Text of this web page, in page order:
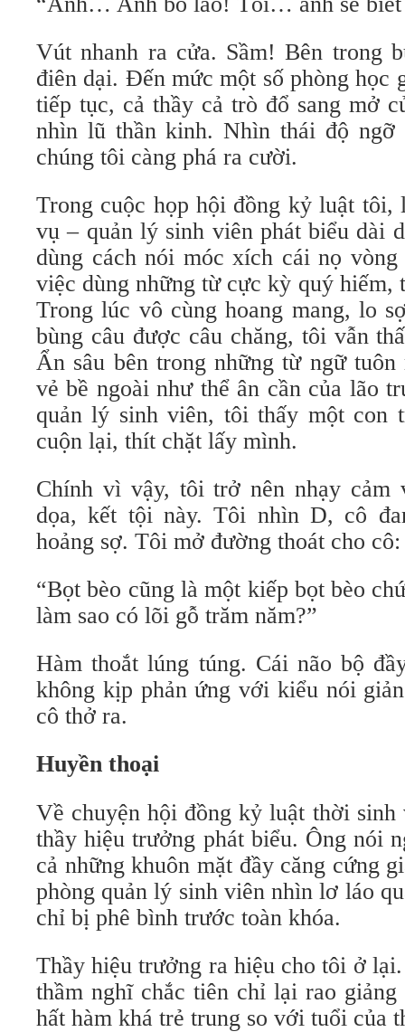
Vút nhanh ra cửa. Sầm! Bên trong
điên dại. Đến mức một số phòng học
tiếp tục, cả thầy cả trò đổ sang mở
nhìn lũ thần kinh. Nhìn thái độ ngỡ
chúng tôi càng phá ra cười.
Trong cuộc họp hội đồng kỷ luật tôi,
vụ – quản lý sinh viên phát biểu dài
dùng cách nói móc xích cái nọ
việc dùng những từ cực kỳ quý hiếm,
Trong lúc vô cùng hoang mang, lo
bùng câu được câu chăng, tôi vẫn
Ẩn sâu bên trong những từ ngữ
vẻ bề ngoài như thể ân cần của lão
quản lý sinh viên, tôi thấy một con
cuộn lại, thít chặt lấy mình.
Chính vì vậy, tôi trở nên nhạy cảm
dọa, kết tội này. Tôi nhìn D, cô
hoảng sợ. Tôi mở đường thoát cho cô:
“Bọt bèo cũng là một kiếp bọt bèo
làm sao có lõi gỗ trăm năm?”
Hàm thoắt lúng túng. Cái não bộ
không kịp phản ứng với kiểu nói
cô thở ra.
Huyền thoại
Về chuyện hội đồng kỷ luật thời sinh
thầy hiệu trưởng phát biểu. Ông nói
cả những khuôn mặt đầy căng cứng
phòng quản lý sinh viên nhìn lơ láo
chỉ bị phê bình trước toàn khóa.
Thầy hiệu trưởng ra hiệu cho tôi ở
thầm nghĩ chắc tiên chỉ lại rao
hất hàm khá trẻ trung so với tuổi của